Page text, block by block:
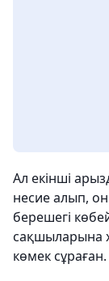
Ал екінші
несие алып,
берешегі
сақшыларына
көмек сұраған.